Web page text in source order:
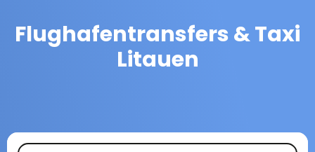
Flughafentransfers & Taxi
Litauen